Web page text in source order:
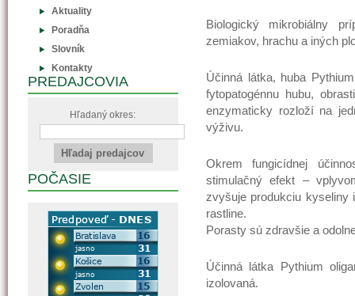
Biologický mikrobiálny
zemiakov, hrachu a iných
Účinná látka, huba
fytopatogénnu hubu,
enzymaticky rozloží na
výživu.
Okrem fungicídnej
stimulačný efekt –
zvyšuje produkciu kyseliny
rastline.
Porasty sú zdravšie a
Účinná látka Pythium
izolovaná.
Aktuality
Poradňa
Slovník
Kontakty
PREDAJCOVIA
Hľadaný okres:
POČASIE